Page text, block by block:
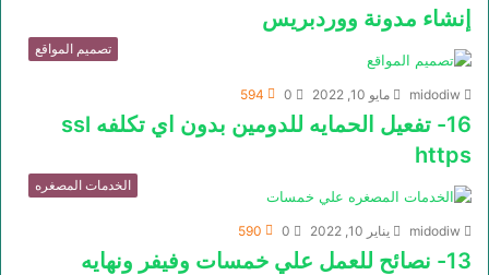
إنشاء مدونة ووردبريس
تصميم المواقع
midodiw مايو 10, 2022 0
594
16- تفعيل الحمايه للدومين بدون اي تكلفه ssl
https
الخدمات المصغره
midodiw يناير 10, 2022 0
590
13- نصائح للعمل علي خمسات وفيفر ونهايه